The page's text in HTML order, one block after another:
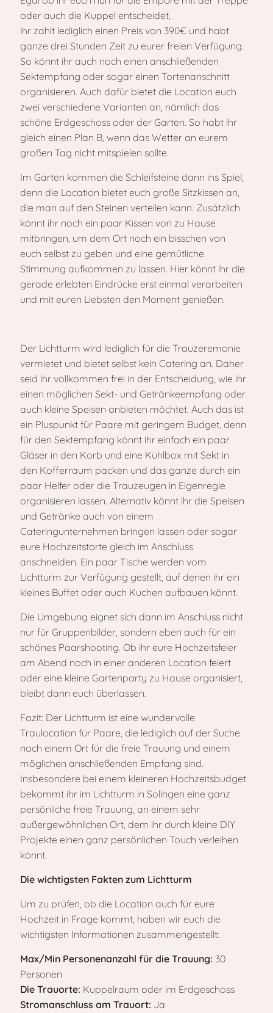
oder auch die Kuppel entscheidet,
ihr zahlt lediglich einen Preis von 390€ und habt
ganze drei Stunden Zeit zu eurer freien Verfügung.
So könnt ihr auch noch einen anschließenden
Sektempfang oder sogar einen Tortenanschnitt
organisieren. Auch dafür bietet die Location euch
zwei verschiedene Varianten an, nämlich das
schöne Erdgeschoss oder der Garten. So habt ihr
gleich einen Plan B, wenn das Wetter an eurem
großen Tag nicht mitspielen sollte.
Im Garten kommen die Schleifsteine dann ins Spiel,
denn die Location bietet euch große Sitzkissen an,
die man auf den Steinen verteilen kann. Zusätzlich
könnt ihr noch ein paar Kissen von zu Hause
mitbringen, um dem Ort noch ein bisschen von
euch selbst zu geben und eine gemütliche
Stimmung aufkommen zu lassen. Hier könnt ihr die
gerade erlebten Eindrücke erst einmal verarbeiten
und mit euren Liebsten den Moment genießen.
Der Lichtturm wird lediglich für die Trauzeremonie
vermietet und bietet selbst kein Catering an. Daher
seid ihr vollkommen frei in der Entscheidung, wie ihr
einen möglichen Sekt- und Getränkeempfang oder
auch kleine Speisen anbieten möchtet. Auch das ist
ein Pluspunkt für Paare mit geringem Budget, denn
für den Sektempfang könnt ihr einfach ein paar
Gläser in den Korb und eine Kühlbox mit Sekt in
den Kofferraum packen und das ganze durch ein
paar Helfer oder die Trauzeugen in Eigenregie
organisieren lassen. Alternativ könnt ihr die Speisen
und Getränke auch von einem
Cateringunternehmen bringen lassen oder sogar
eure Hochzeitstorte gleich im Anschluss
anschneiden. Ein paar Tische werden vom
Lichtturm zur Verfügung gestellt, auf denen ihr ein
kleines Buffet oder auch Kuchen aufbauen könnt.
Die Umgebung eignet sich dann im Anschluss nicht
nur für Gruppenbilder, sondern eben auch für ein
schönes Paarshooting. Ob ihr eure Hochzeitsfeier
am Abend noch in einer anderen Location feiert
oder eine kleine Gartenparty zu Hause organisiert,
bleibt dann euch überlassen.
Fazit: Der Lichtturm ist eine wundervolle
Traulocation für Paare, die lediglich auf der Suche
nach einem Ort für die freie Trauung und einem
möglichen anschließenden Empfang sind.
Insbesondere bei einem kleineren Hochzeitsbudget
bekommt ihr im Lichtturm in Solingen eine ganz
persönliche freie Trauung, an einem sehr
außergewöhnlichen Ort, dem ihr durch kleine DIY
Projekte einen ganz persönlichen Touch verleihen
könnt.
Die wichtigsten Fakten zum Lichtturm
Um zu prüfen, ob die Location auch für eure
Hochzeit in Frage kommt, haben wir euch die
wichtigsten Informationen zusammengestellt:
Max/Min Personenanzahl für die Trauung: 30
Personen
Die Trauorte: Kuppelraum oder im Erdgeschoss
Stromanschluss am Trauort: Ja